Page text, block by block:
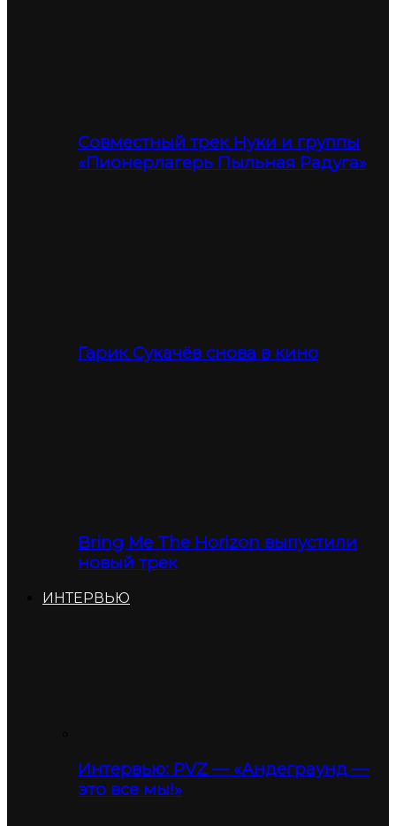
Совместный трек Нуки и группы
«Пионерлагерь Пыльная Радуга»
Гарик Сукачёв снова в кино
Bring Me The Horizon выпустили
новый трек
ИНТЕРВЬЮ
Интервью: PVZ — «Андеграунд —
это все мы!»